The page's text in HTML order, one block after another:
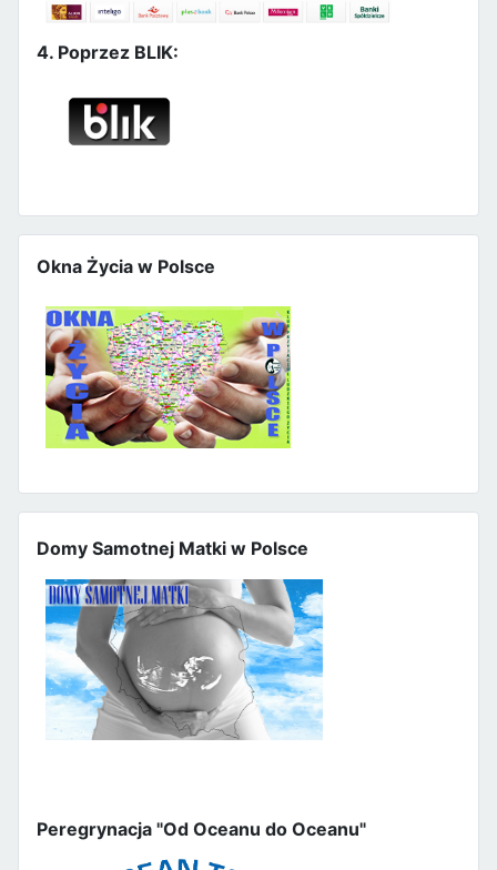
4. Poprzez BLIK:
Okna Życia w Polsce
Domy Samotnej Matki w Polsce
Peregrynacja "Od Oceanu do Oceanu"